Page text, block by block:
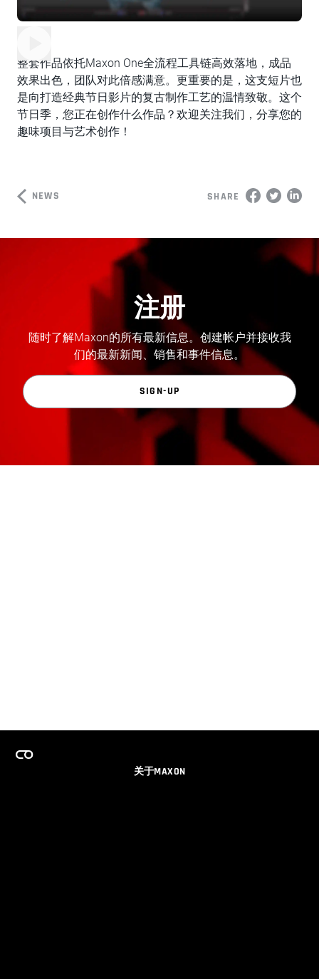
整套作品依托Maxon One全流程工具链高效落地，成品
效果出色，团队对此倍感满意。更重要的是，这支短片也
是向打造经典节日影片的复古制作工艺的温情致敬。这个
节日季，您正在创作什么作品？欢迎关注我们，分享您的
趣味项目与艺术创作！
NEWS SHARE
注册
随时了解Maxon的所有最新信息。创建帐户并接收我
们的最新新闻、销售和事件信息。
SIGN-UP
关于MAXON